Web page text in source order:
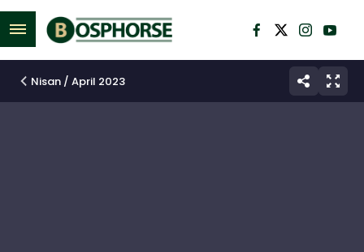
M
e
n
ü
Nisan / April 2023